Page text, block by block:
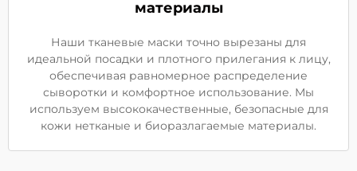
материалы
Наши тканевые маски точно вырезаны для
идеальной посадки и плотного прилегания к лицу,
обеспечивая равномерное распределение
сыворотки и комфортное использование. Мы
используем высококачественные, безопасные для
кожи нетканые и биоразлагаемые материалы.